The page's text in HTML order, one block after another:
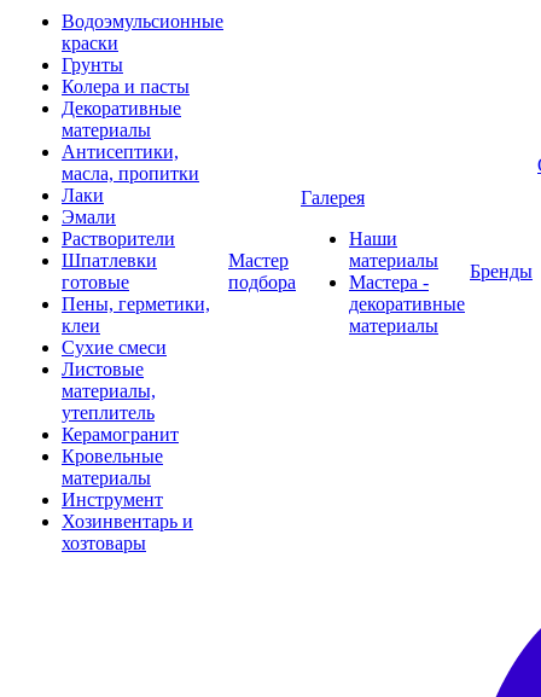
Водоэмульсионные
краски
Грунты
Колера и пасты
Декоративные
материалы
Антисептики,
масла, пропитки
Лаки
Эмали
Растворители
Шпатлевки
готовые
Пены, герметики,
клеи
Сухие смеси
Листовые
материалы,
утеплитель
Керамогранит
Кровельные
материалы
Инструмент
Хозинвентарь и
хозтовары
Мастер
подбора
Галерея
Наши
материалы
Мастера -
декоративные
материалы
Бренды